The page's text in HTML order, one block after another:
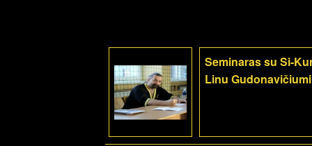
Seminaras su Si-
Linu Gudonavičiumi